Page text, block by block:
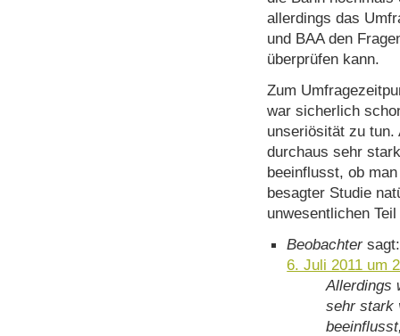
allerdings das
und BAA den
überprüfen kann.
Zum
war sicherlich
unseriösität zu tun.
durchaus sehr
beeinflusst, ob
besagter Studie
unwesentlichen
Beobachter sagt:
6. Juli 2011 um
Allerdings
sehr stark